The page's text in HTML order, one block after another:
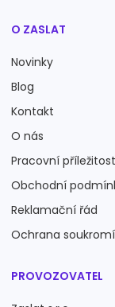
O ZASLAT
Novinky
Blog
Kontakt
O nás
Pracovní
Obchodní
Reklamační řád
Ochrana soukromí
PROVOZOVATEL